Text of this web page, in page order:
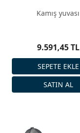
Kamış yuvası
9.591,45 TL